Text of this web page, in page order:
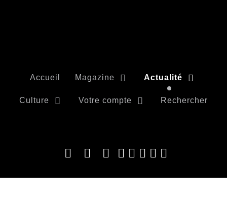
Accueil Magazine Actualité
Culture Votre compte Rechercher